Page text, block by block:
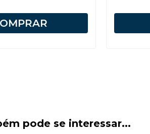
pode se interessar...